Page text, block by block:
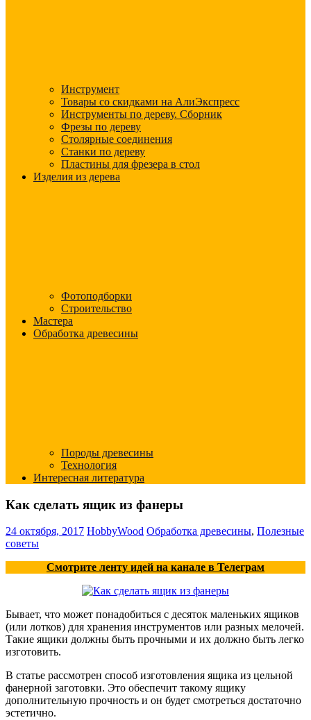
Инструмент
Товары со скидками на АлиЭкспресс
Инструменты по дереву. Сборник
Фрезы по дереву
Столярные соединения
Станки по дереву
Пластины для фрезера в стол
Изделия из дерева
Фотоподборки
Строительство
Мастера
Обработка древесины
Породы древесины
Технология
Интересная литература
Как сделать ящик из фанеры
24 октября, 2017 HobbyWood Обработка древесины, Полезные
советы
Смотрите ленту идей на канале в Телеграм
Бывает, что может понадобиться с десяток маленьких ящиков
(или лотков) для хранения инструментов или разных мелочей.
Такие ящики должны быть прочными и их должно быть легко
изготовить.
В статье рассмотрен способ изготовления ящика из цельной
фанерной заготовки. Это обеспечит такому ящику
дополнительную прочность и он будет смотреться достаточно
эстетично.